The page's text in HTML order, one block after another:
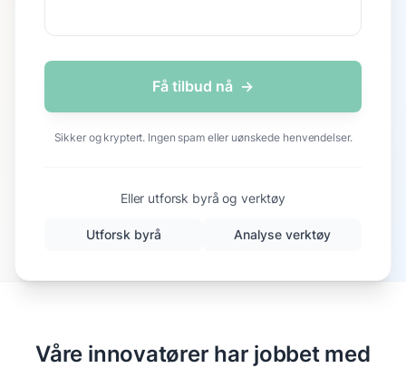
Få tilbud nå →
Sikker og kryptert. Ingen spam eller uønskede henvendelser.
Eller utforsk byrå og verktøy
Utforsk byrå Analyse verktøy
Våre innovatører har jobbet med